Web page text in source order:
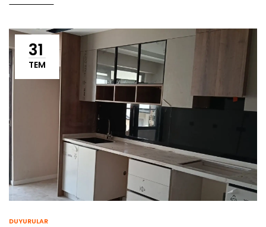
31
TEM
DUYURULAR